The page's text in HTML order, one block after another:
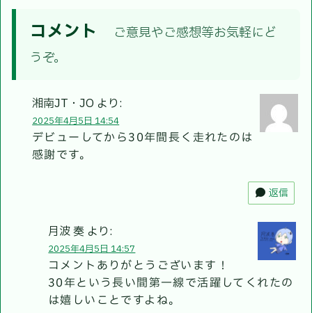
コメント
ご意見やご感想等お気軽にど
うぞ。
湘南JT・JO より:
2025年4月5日 14:54
デビューしてから30年間長く走れたのは
感謝です。
返信
月波 奏 より:
2025年4月5日 14:57
コメントありがとうございます！
30年という長い間第一線で活躍してくれたの
は嬉しいことですよね。